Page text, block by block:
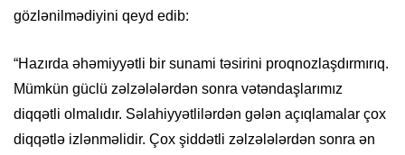
gözlənilmədiyini qeyd edib:
“Hazırda əhəmiyyətli bir sunami təsirini proqnozlaşdırmırıq.
Mümkün güclü zəlzələlərdən sonra vətəndaşlarımız
diqqətli olmalıdır. Səlahiyyətlilərdən gələn açıqlamalar çox
diqqətlə izlənməlidir. Çox şiddətli zəlzələlərdən sonra ən